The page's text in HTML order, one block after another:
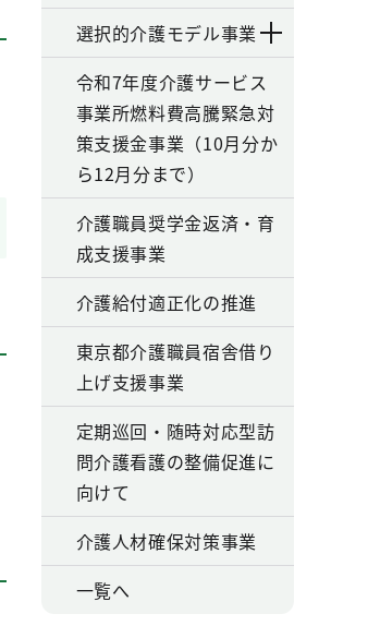
選択的介護モデル事業
令和7年度介護サービス
事業所燃料費高騰緊急対
策支援金事業（10月分か
ら12月分まで）
介護職員奨学金返済・育
成支援事業
介護給付適正化の推進
東京都介護職員宿舎借り
上げ支援事業
定期巡回・随時対応型訪
問介護看護の整備促進に
向けて
介護人材確保対策事業
一覧へ